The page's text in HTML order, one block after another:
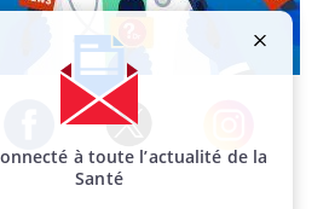
Facebook Twitter Instagram
à toute l’actualité de la
Santé